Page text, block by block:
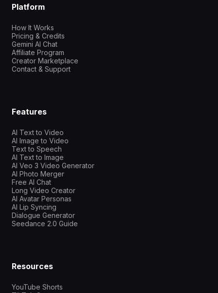
Platform
How It Works
Pricing & Credits
Gemini AI Chat
Affiliate Program
Creator Marketplace
Contact & Support
Features
AI Text to Video
AI Image to Video
Text to Speech
AI Text to Image
AI Veo 3 Video Generator
AI Photo Merger
Free AI Chat
Long Video Creator
AI Avatar Personas
AI Lip Syncing
Dialogue Generator
Seedance 2.0 Guide
Resources
YouTube Shorts